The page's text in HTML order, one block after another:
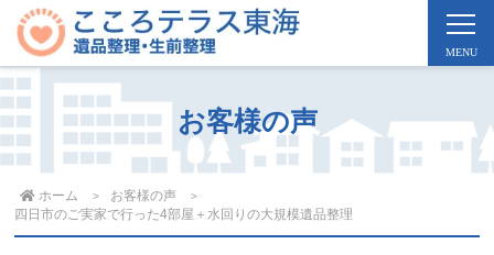
お客様の声
ホーム
お客様の声
四日市のご実家で行った4部屋＋水回りの大規模遺品整理